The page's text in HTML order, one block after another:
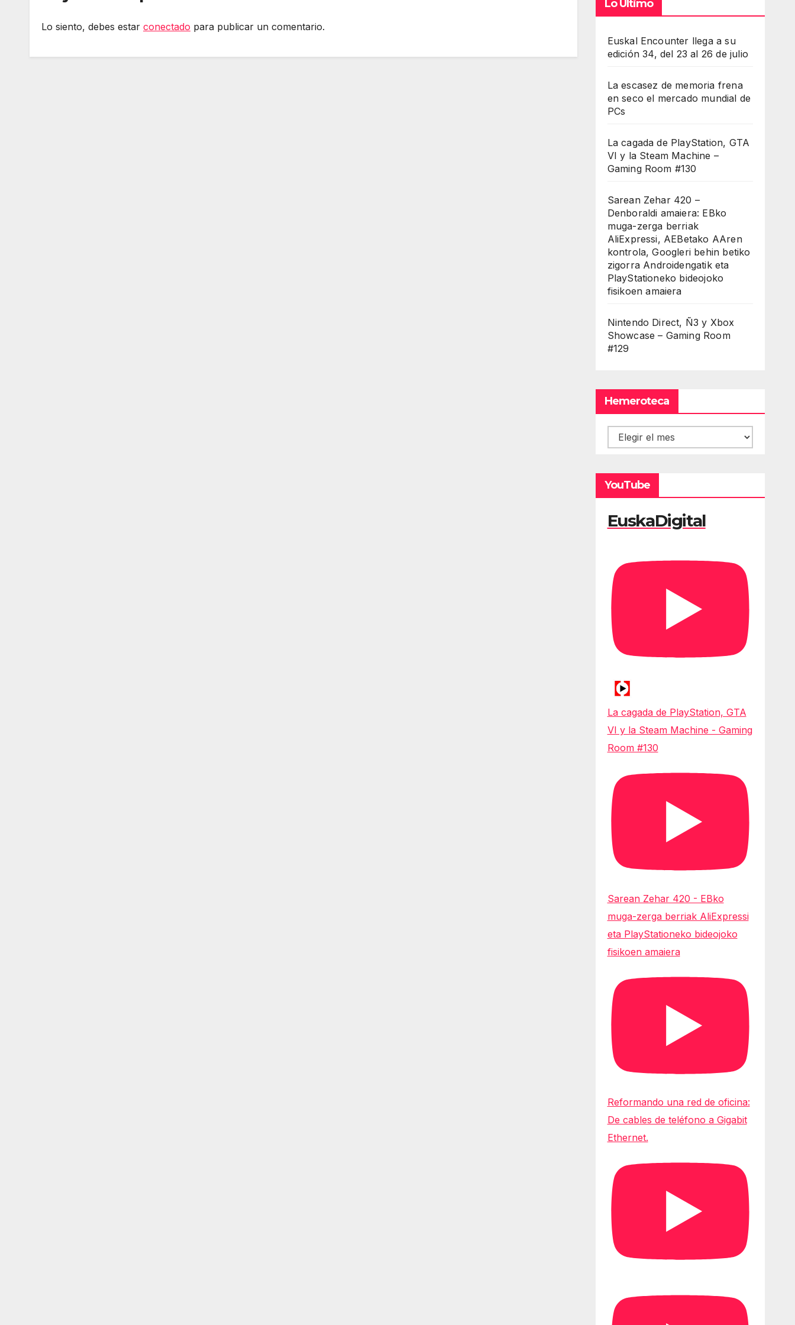
Lo siento, debes estar conectado para publicar un comentario.
Lo Último
Euskal Encounter llega a su
edición 34, del 23 al 26 de julio
La escasez de memoria frena
en seco el mercado mundial de
PCs
La cagada de PlayStation, GTA
VI y la Steam Machine –
Gaming Room #130
Sarean Zehar 420 –
Denboraldi amaiera: EBko
muga-zerga berriak
AliExpressi, AEBetako AAren
kontrola, Googleri behin betiko
zigorra Androidengatik eta
PlayStationeko bideojoko
fisikoen amaiera
Nintendo Direct, Ñ3 y Xbox
Showcase – Gaming Room
#129
Hemeroteca
Hemeroteca
YouTube
EuskaDigital
La cagada de PlayStation, GTA
VI y la Steam Machine - Gaming
Room #130
Sarean Zehar 420 - EBko
muga-zerga berriak AliExpressi
eta PlayStationeko bideojoko
fisikoen amaiera
Reformando una red de oficina:
De cables de teléfono a Gigabit
Ethernet.